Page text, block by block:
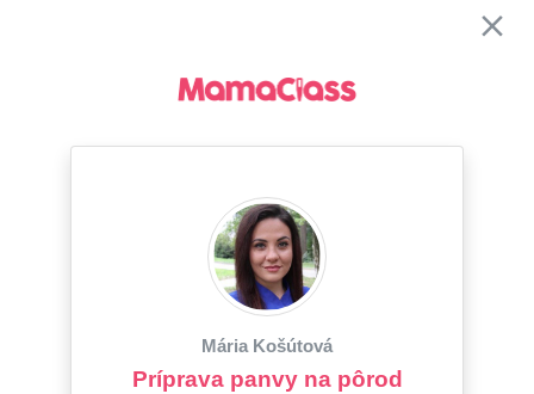
Mária Košútová
Príprava panvy na pôrod